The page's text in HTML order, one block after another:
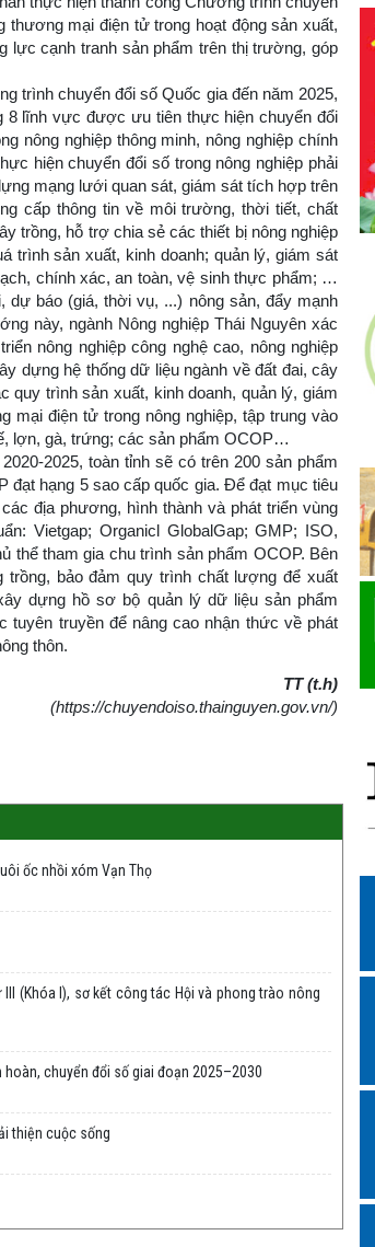
mại điện tử trong hoạt động sản xuất,
lực cạnh tranh sản phẩm trên thị trường, góp
trình chuyển đổi số Quốc gia đến năm 2025,
8 lĩnh vực được ưu tiên thực hiện chuyển đổi
nông nghiệp thông minh, nông nghiệp chính
hiện chuyển đổi số trong nông nghiệp phải
mạng lưới quan sát, giám sát tích hợp trên
cấp thông tin về môi trường, thời tiết, chất
trồng, hỗ trợ chia sẻ các thiết bị nông nghiệp
trình sản xuất, kinh doanh; quản lý, giám sát
chính xác, an toàn, vệ sinh thực phẩm; …
dự báo (giá, thời vụ, ...) nông sản, đẩy mạnh
này, ngành Nông nghiệp Thái Nguyên xác
nông nghiệp công nghệ cao, nông nghiệp
dựng hệ thống dữ liệu ngành về đất đai, cây
quy trình sản xuất, kinh doanh, quản lý, giám
mại điện tử trong nông nghiệp, tập trung vào
lợn, gà, trứng; các sản phẩm OCOP…
2025, toàn tỉnh sẽ có trên 200 sản phẩm
hạng 5 sao cấp quốc gia. Để đạt mục tiêu
địa phương, hình thành và phát triển vùng
Vietgap; Organicl GlobalGap; GMP; ISO,
tham gia chu trình sản phẩm OCOP. Bên
bảo đảm quy trình chất lượng để xuất
dựng hồ sơ bộ quản lý dữ liệu sản phẩm
truyền để nâng cao nhận thức về phát
thôn.
TT (t.h)
(https://chuyendoiso.thainguyen.gov.vn/)
ốc nhồi xóm Vạn Thọ
(Khóa I), sơ kết công tác Hội và phong trào nông
chuyển đổi số giai đoạn 2025–2030
thiện cuộc sống